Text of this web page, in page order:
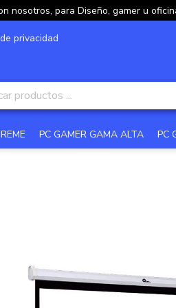
nosotros, para Diseño, gamer u
privacidad
PC GAMER GAMA ALTA PC